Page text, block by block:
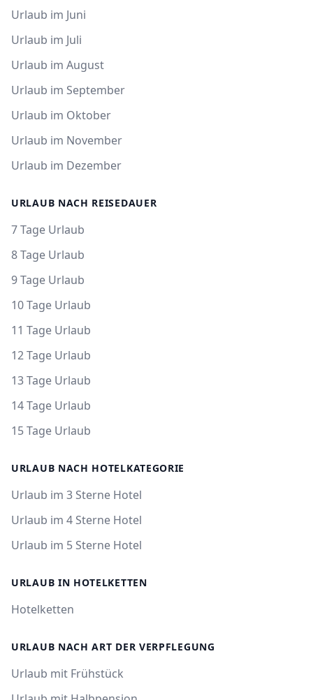
Urlaub im Juni
Urlaub im Juli
Urlaub im August
Urlaub im September
Urlaub im Oktober
Urlaub im November
Urlaub im Dezember
URLAUB NACH REISEDAUER
7 Tage Urlaub
8 Tage Urlaub
9 Tage Urlaub
10 Tage Urlaub
11 Tage Urlaub
12 Tage Urlaub
13 Tage Urlaub
14 Tage Urlaub
15 Tage Urlaub
URLAUB NACH HOTELKATEGORIE
Urlaub im 3 Sterne Hotel
Urlaub im 4 Sterne Hotel
Urlaub im 5 Sterne Hotel
URLAUB IN HOTELKETTEN
Hotelketten
URLAUB NACH ART DER VERPFLEGUNG
Urlaub mit Frühstück